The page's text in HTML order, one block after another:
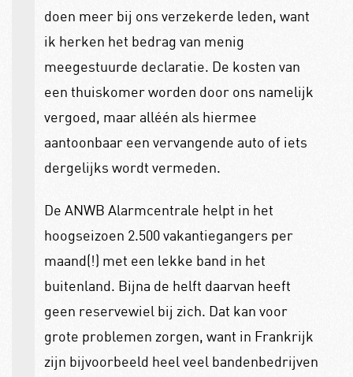
doen meer bij ons verzekerde leden, want
ik herken het bedrag van menig
meegestuurde declaratie. De kosten van
een thuiskomer worden door ons namelijk
vergoed, maar alléén als hiermee
aantoonbaar een vervangende auto of iets
dergelijks wordt vermeden.
De ANWB Alarmcentrale helpt in het
hoogseizoen 2.500 vakantiegangers per
maand(!) met een lekke band in het
buitenland. Bijna de helft daarvan heeft
geen reservewiel bij zich. Dat kan voor
grote problemen zorgen, want in Frankrijk
zijn bijvoorbeeld heel veel bandenbedrijven